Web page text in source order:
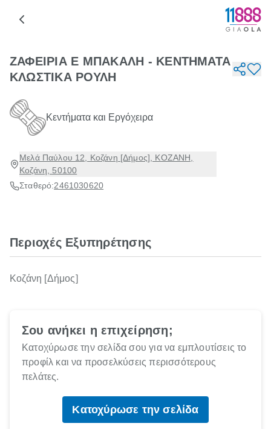
ΖΑΦΕΙΡΙΑ Ε ΜΠΑΚΑΛΗ - ΚΕΝΤΗΜΑΤΑ
ΚΛΩΣΤΙΚΑ ΡΟΥΛΗ
Κεντήματα και Εργόχειρα
Μελά Παύλου 12, Κοζάνη [Δήμος], ΚΟΖΑΝΗ,
Κοζάνη, 50100
Σταθερό:2461030620
Περιοχές Εξυπηρέτησης
Κοζάνη [Δήμος]
Σου ανήκει η επιχείρηση;
Κατοχύρωσε την σελίδα σου για να εμπλουτίσεις το
προφίλ και να προσελκύσεις περισσότερους
πελάτες.
Κατοχύρωσε την σελίδα